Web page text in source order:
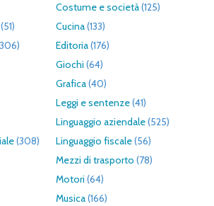
Costume e società(125)
(51) Cucina(133)
Editoria(176)
Giochi (64)
Grafica(40)
Leggi e sentenze(41)
Linguaggio aziendale(525)
(308) Linguaggio fiscale(56)
Mezzi di trasporto (78)
Motori (64)
Musica(166)